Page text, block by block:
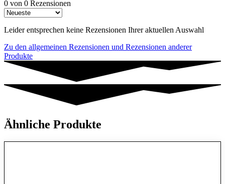
0 von 0 Rezensionen
Leider entsprechen keine Rezensionen Ihrer aktuellen Auswahl
Zu den allgemeinen Rezensionen und Rezensionen anderer
Produkte
Ähnliche Produkte